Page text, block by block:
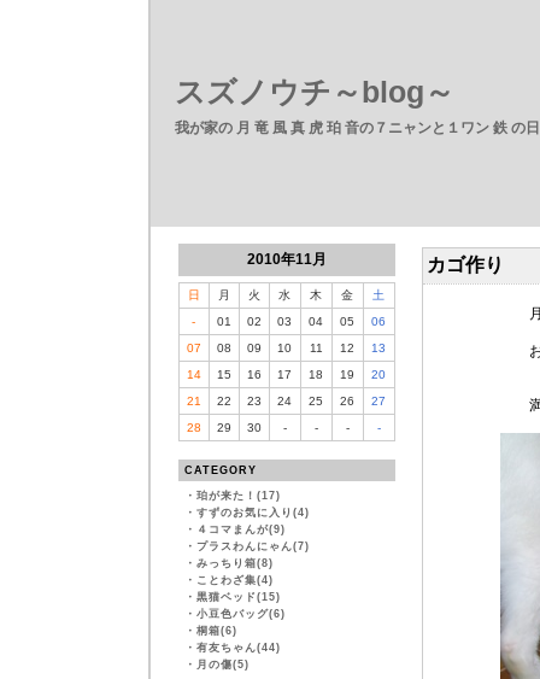
スズノウチ～blog～
我が家の 月 竜 風 真 虎 珀 音の７ニャンと１ワン 鉄 の
2010年11月
日 月 火 水 木 金
土
-
01 02 03 04 05
06
07
08 09 10 11 12
13
14
15 16 17 18 19
20
21
22 23 24 25 26
27
28
29 30 - - - -
CATEGORY
・ 珀が来た！(17)
・ すずのお気に入り(4)
・ ４コマまんが(9)
・ プラスわんにゃん(7)
・ みっちり箱(8)
・ ことわざ集(4)
・ 黒猫ベッド(15)
・ 小豆色バッグ(6)
・ 桐箱(6)
・ 有友ちゃん(44)
・ 月の傷(5)
カゴ作り
月に一度、
おしゃべり
満ちゃんが